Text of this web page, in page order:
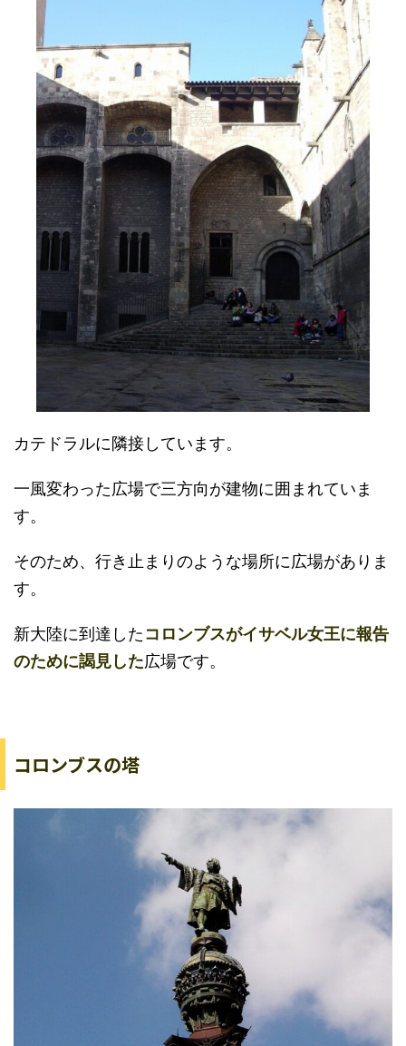
カテドラルに隣接しています。
一風変わった広場で三方向が建物に囲まれていま
す。
そのため、行き止まりのような場所に広場がありま
す。
新大陸に到達したコロンブスがイサベル女王に報告
のために謁見した広場です。
コロンブスの塔